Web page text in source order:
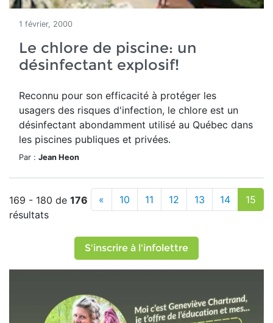
1 février, 2000
Le chlore de piscine: un
désinfectant explosif!
Reconnu pour son efficacité à protéger les
usagers des risques d'infection, le chlore est un
désinfectant abondamment utilisé au Québec dans
les piscines publiques et privées.
Par : Jean Heon
169 - 180 de 176
résultats
« 10 11 12 13 14 15
S'inscrire à l'infolettre